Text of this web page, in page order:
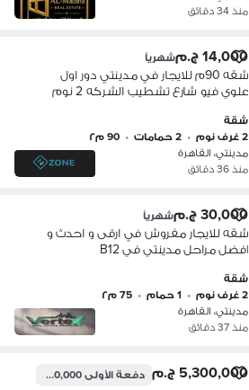
منذ 34 دقائق
14,000 ج.م شهرياً
شقه 90م للايجار في مدينتي دور اول
علوي فيو شارع تشطيب الشركه 2 نوم
شقة
2 غرف نوم
• 2 حمامات • 90 م٢
مدينتي، القاهرة
منذ 36 دقائق
30,000 ج.م شهرياً
شقه للايجار مفروش في ارقى و احدث و
افضل مراحل مدينتي في B12
شقة
2 غرف نوم
• 1 حمام • 75 م٢
مدينتي، القاهرة
منذ 37 دقائق
5,300,000 ج.م دفعة الأولى2,700,000 ج.م